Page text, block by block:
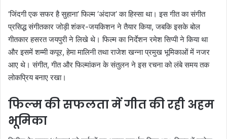
‘जिंदगी एक सफर है सुहाना’ फिल्म ‘अंदाज’ का हिस्सा था। इस गीत का संगीत
प्रसिद्ध संगीतकार जोड़ी शंकर-जयकिशन ने तैयार किया, जबकि इसके बोल
गीतकार हसरत जयपुरी ने लिखे थे। फिल्म का निर्देशन रमेश सिप्पी ने किया था
और इसमें शम्मी कपूर, हेमा मालिनी तथा राजेश खन्ना प्रमुख भूमिकाओं में नजर
आए थे। संगीत, गीत और फिल्मांकन के संतुलन ने इस रचना को लंबे समय तक
लोकप्रिय बनाए रखा।
फिल्म की सफलता में गीत की रही अहम
भूमिका